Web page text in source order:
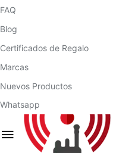
FAQ
Blog
Certificados de Regalo
Marcas
Nuevos Productos
Whatsapp